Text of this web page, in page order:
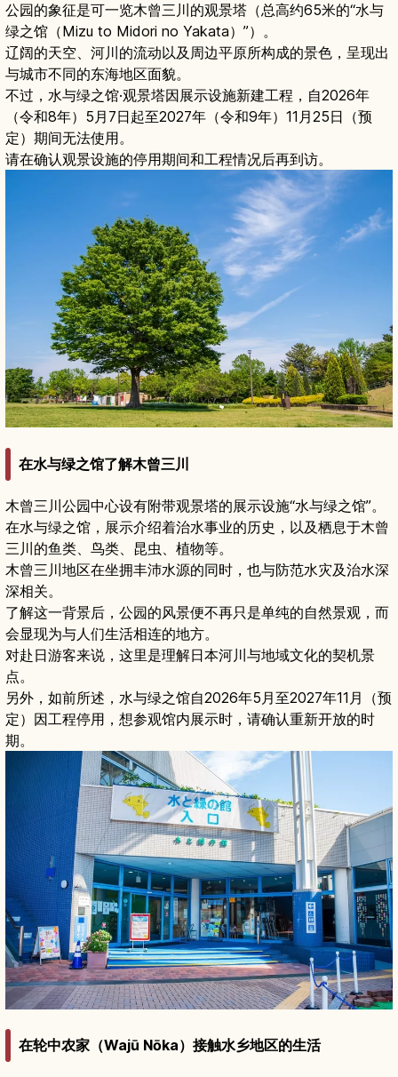
公园的象征是可一览木曾三川的观景塔（总高约65米的“水与
绿之馆（Mizu to Midori no Yakata）”）。
辽阔的天空、河川的流动以及周边平原所构成的景色，呈现出
与城市不同的东海地区面貌。
不过，水与绿之馆·观景塔因展示设施新建工程，自2026年
（令和8年）5月7日起至2027年（令和9年）11月25日（预
定）期间无法使用。
请在确认观景设施的停用期间和工程情况后再到访。
在水与绿之馆了解木曾三川
木曾三川公园中心设有附带观景塔的展示设施“水与绿之馆”。
在水与绿之馆，展示介绍着治水事业的历史，以及栖息于木曾
三川的鱼类、鸟类、昆虫、植物等。
木曾三川地区在坐拥丰沛水源的同时，也与防范水灾及治水深
深相关。
了解这一背景后，公园的风景便不再只是单纯的自然景观，而
会显现为与人们生活相连的地方。
对赴日游客来说，这里是理解日本河川与地域文化的契机景
点。
另外，如前所述，水与绿之馆自2026年5月至2027年11月（预
定）因工程停用，想参观馆内展示时，请确认重新开放的时
期。
在轮中农家（Wajū Nōka）接触水乡地区的生活